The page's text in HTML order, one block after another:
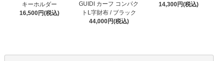
キーホルダー
16,500円(税込)
GUIDI カーフ コンパク
トL字財布 / ブラック
44,000円(税込)
14,300円(税込)